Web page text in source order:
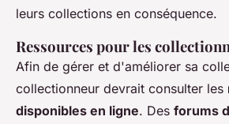
leurs collections en conséquence.
Ressources pour les
Afin de gérer et d'améliorer sa
collectionneur devrait consulter les
disponibles en ligne. Des forums